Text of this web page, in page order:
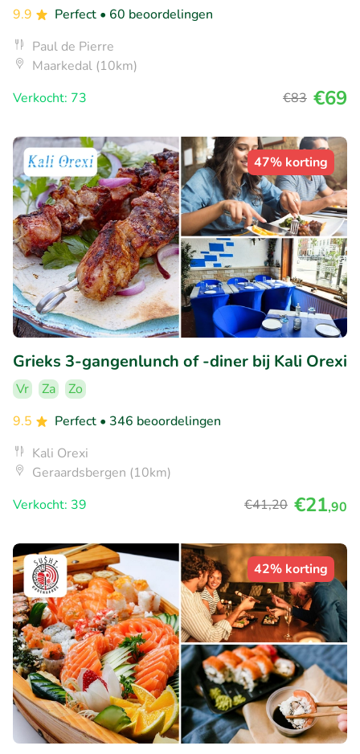
9.9 Perfect • 60 beoordelingen
Paul de Pierre
Maarkedal (10km)
Verkocht: 73
€83 €69
47% korting
Grieks 3-gangenlunch of -diner bij Kali Orexi
Vr Za
Zo
9.5
Perfect • 346 beoordelingen
Kali Orexi
Geraardsbergen (10km)
Verkocht: 39
€41,20 €21,90
42% korting